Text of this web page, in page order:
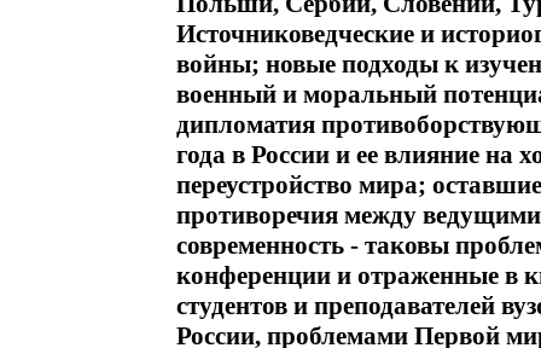
Источниковедческие и
войны; новые подходы к
военный и моральный
дипломатия
года в России и ее влияние на
переустройство мира;
противоречия между
современность - таковы
конференции и отраженные в
студентов и преподавателей
России, проблемами Первой